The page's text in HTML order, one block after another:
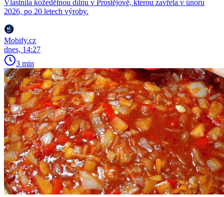
Vlastnila kožedělnou dílnu v Prostějově, kterou zavřela v únoru
2026, po 20 letech výroby.
Mobify.cz
dnes, 14:27
3 min